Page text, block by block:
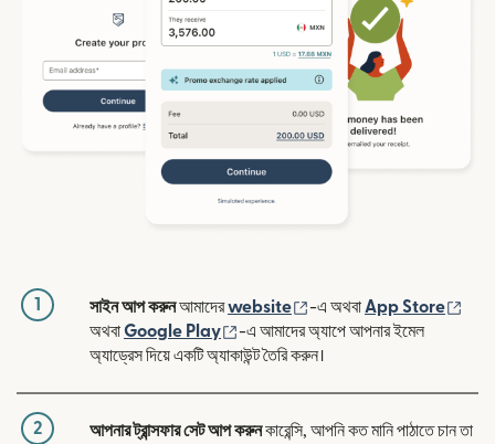
1 সাইন আপ করুনআমাদেরwebsite (নতুন উইন্ডোতে খুলবে)
-এ অথবা App Store
অথবাGoogle Play (নতুন উইন্ডোতে খুলবে)
-এ আমাদের অ্যাপে আপনার ইমেল
অ্যাড্রেস দিয়ে একটি অ্যাকাউন্ট তৈরি করুন।
2 আপনার ট্রান্সফার সেট আপ করুনকারেন্সি, আপনি কত মানি পাঠাতে চান তা